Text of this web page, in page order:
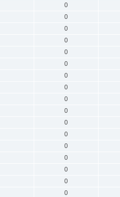
0
0
0
0
0
0
0
0
0
0
0
0
0
0
0
0
0